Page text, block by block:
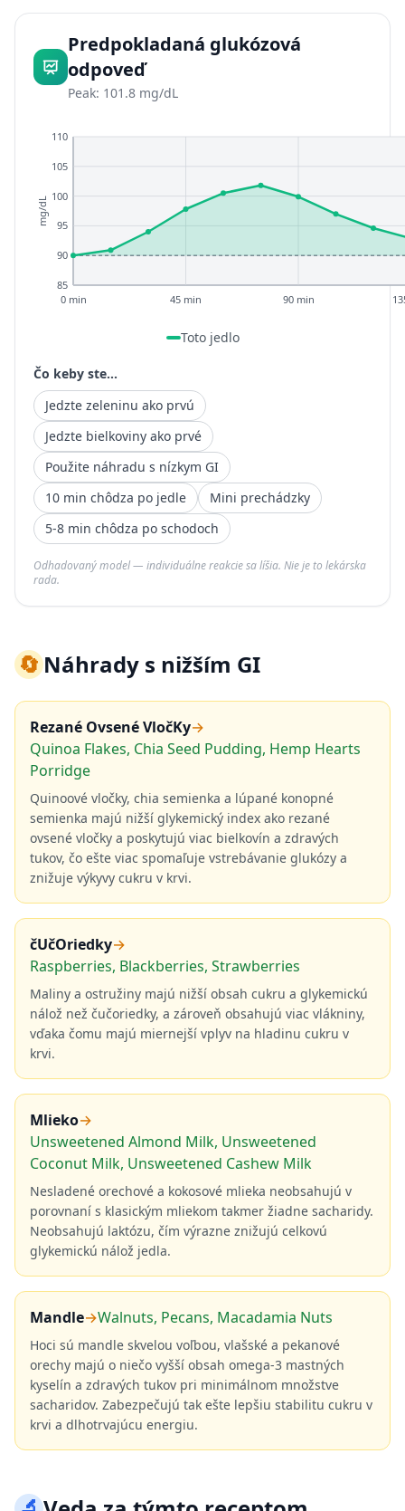
Predpokladaná glukózová
odpoveď
Peak: 101.8 mg/dL
85
90
95
100
105
110
0 min 45 min 90 min
mg/dL
Toto jedlo
Čo keby ste...
Jedzte zeleninu ako prvú
Jedzte bielkoviny ako prvé
Použite náhradu s nízkym GI
10 min chôdza po jedle
Mini prechádzky
5-8 min chôdza po schodoch
Odhadovaný model — individuálne reakcie sa líšia. Nie je to lekárska
rada.
🔄Náhrady s nižším GI
Rezané Ovsené VločKy→
Quinoa Flakes, Chia Seed Pudding, Hemp Hearts
Porridge
Quinoové vločky, chia semienka a lúpané konopné
semienka majú nižší glykemický index ako rezané
ovsené vločky a poskytujú viac bielkovín a zdravých
tukov, čo ešte viac spomaľuje vstrebávanie glukózy a
znižuje výkyvy cukru v krvi.
čUčOriedky→
Raspberries, Blackberries, Strawberries
Maliny a ostružiny majú nižší obsah cukru a glykemickú
nálož než čučoriedky, a zároveň obsahujú viac vlákniny,
vďaka čomu majú miernejší vplyv na hladinu cukru v
krvi.
Mlieko→
Unsweetened Almond Milk, Unsweetened
Coconut Milk, Unsweetened Cashew Milk
Nesladené orechové a kokosové mlieka neobsahujú v
porovnaní s klasickým mliekom takmer žiadne sacharidy.
Neobsahujú laktózu, čím výrazne znižujú celkovú
glykemickú nálož jedla.
Mandle→Walnuts, Pecans, Macadamia Nuts
Hoci sú mandle skvelou voľbou, vlašské a pekanové
orechy majú o niečo vyšší obsah omega-3 mastných
kyselín a zdravých tukov pri minimálnom množstve
sacharidov. Zabezpečujú tak ešte lepšiu stabilitu cukru v
krvi a dlhotrvajúcu energiu.